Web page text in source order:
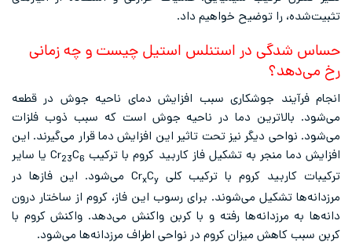
تثبیت‌شده، را توضیح خواهیم داد.
حساس شدگی در استنلس استیل چیست و چه زمانی
رخ می‌دهد؟
انجام فرآیند جوشکاری سبب افزایش دمای ناحیه‌ جوش در قطعه
می‌شود. بالاترین دما در ناحیه جوش است که سبب ذوب فلزات
می‌شود. نواحی دیگر نیز تحت تاثیر این افزایش دما قرار می‌گیرند. این
افزایش دما منجر به تشکیل فاز کاربید کروم با ترکیب Cr
23C6
یا سایر
ترکیبات کاربید کروم با ترکیب کلی Cr
xCy
می‌شود. این فازها در
مرزدانه‌ها تشکیل می‌شوند. برای رسوب این فاز، کروم از ساختار درون
دانه‌ها به مرزدانه‌ها رفته و با کربن واکنش می‌دهد. واکنش کروم با
کربن سبب کاهش میزان کروم در نواحی اطراف مرزدانه‌ها می‌شود.